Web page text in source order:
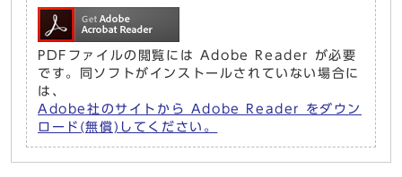
PDFファイルの閲覧には Adobe Reader が必要
です。同ソフトがインストールされていない場合に
は、
Adobe社のサイトから Adobe Reader をダウン
ロード(無償)してください。